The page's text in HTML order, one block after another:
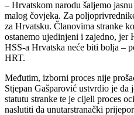
– Hrvatskom narodu šaljemo
malog čovjeka. Za
za Hrvatsku. Članovima stranke
ostanemo ujedinjeni i zajedno, jer
HSS-a Hrvatska neće biti bolja –
HRT.
Međutim, izborni proces nije
Stjepan Gašparović ustvrdio je da
statutu stranke te je cijeli proces
naslutiti da unutarstranački